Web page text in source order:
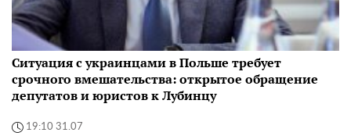
Ситуация с украинцами в Польше требует
срочного вмешательства: открытое обращение
депутатов и юристов к Лубинцу
19:10 31.07